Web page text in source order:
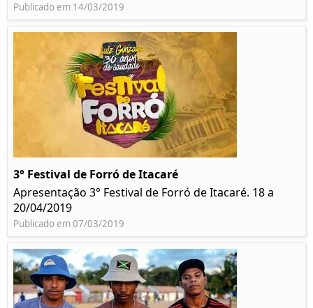
Publicado em 14/03/2019
3° Festival de Forró de Itacaré
Apresentação 3° Festival de Forró de Itacaré. 18 a
20/04/2019
Publicado em 07/03/2019